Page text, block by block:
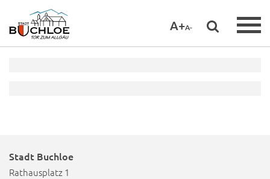
A+A-
Stadt Buchloe
Rathausplatz 1